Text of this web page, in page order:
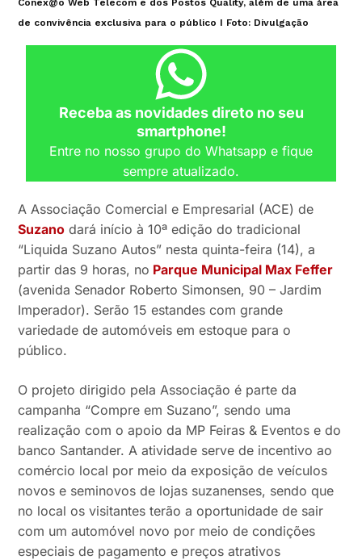
de convivência exclusiva para o público I Foto: Divulgação
Receba as novidades direto no seu
smartphone!
Entre no nosso grupo do Whatsapp e fique
sempre atualizado.
A Associação Comercial e Empresarial (ACE) de
Suzano dará início à 10ª edição do tradicional
“Liquida Suzano Autos” nesta quinta-feira (14), a
partir das 9 horas, no Parque Municipal Max Feffer
(avenida Senador Roberto Simonsen, 90 – Jardim
Imperador). Serão 15 estandes com grande
variedade de automóveis em estoque para o
público.
O projeto dirigido pela Associação é parte da
campanha “Compre em Suzano”, sendo uma
realização com o apoio da MP Feiras & Eventos e do
banco Santander. A atividade serve de incentivo ao
comércio local por meio da exposição de veículos
novos e seminovos de lojas suzanenses, sendo que
no local os visitantes terão a oportunidade de sair
com um automóvel novo por meio de condições
especiais de pagamento e preços atrativos